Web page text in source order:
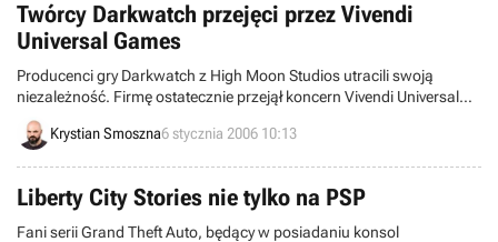
kilka innych, ciekawych informacji.
Twórcy Darkwatch przejęci przez Vivendi
Universal Games
Producenci gry Darkwatch z High Moon Studios utracili swoją
niezależność. Firmę ostatecznie przejął koncern Vivendi Universal
Games, który poinformował wczoraj o tym fakcie w oficjalnym
oświadczeniu prasowym.
Krystian Smoszna6 stycznia 2006 10:13
Liberty City Stories nie tylko na PSP
Fani serii Grand Theft Auto, będący w posiadaniu konsol